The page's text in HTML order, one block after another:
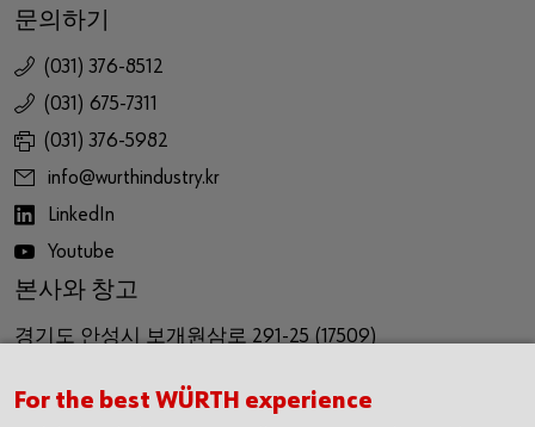
문의하기
(031) 376-8512
(031) 675-7311
(031) 376-5982
info@wurthindustry.kr
LinkedIn
Youtube
본사와 창고
경기도 안성시 보개원삼로 291-25 (17509)
For the best WÜRTH experience